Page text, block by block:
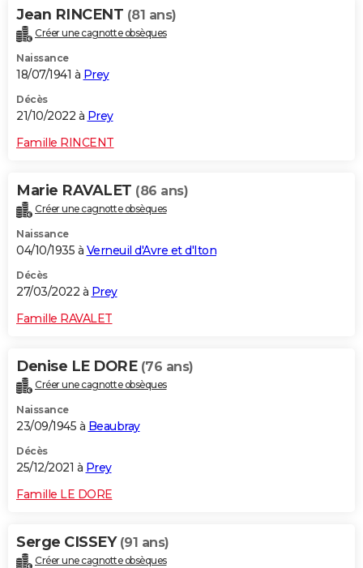
Jean RINCENT (81 ans)
Créer une cagnotte obsèques
Naissance
18/07/1941 à Prey
Décès
21/10/2022 à Prey
Famille RINCENT
Marie RAVALET (86 ans)
Créer une cagnotte obsèques
Naissance
04/10/1935 à Verneuil d'Avre et d'Iton
Décès
27/03/2022 à Prey
Famille RAVALET
Denise LE DORE (76 ans)
Créer une cagnotte obsèques
Naissance
23/09/1945 à Beaubray
Décès
25/12/2021 à Prey
Famille LE DORE
Serge CISSEY (91 ans)
Créer une cagnotte obsèques